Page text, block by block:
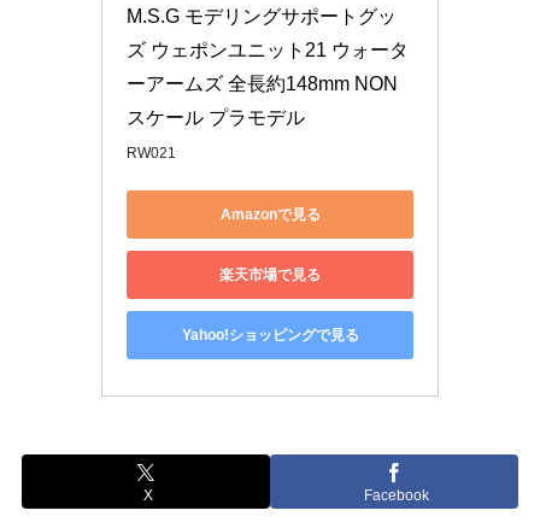
M.S.G モデリングサポートグッ
ズ ウェポンユニット21 ウォータ
ーアームズ 全長約148mm NON
スケール プラモデル
RW021
Amazonで見る
楽天市場で見る
Yahoo!ショッピングで見る
X Facebook